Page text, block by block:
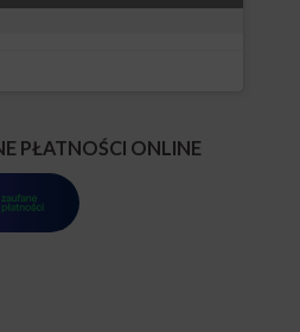
PŁATNOŚCI ONLINE